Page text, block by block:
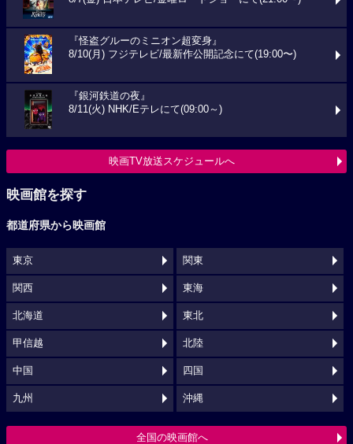
『怪盗グルーのミニオン超変身』
8/10(月) フジテレビ/最新作公開記念にて(19:00〜)
『銀河鉄道の夜』
8/11(火) NHK/Eテレにて(09:00～)
映画TV放送スケジュールへ
映画館を探す
都道府県から映画館
東京 関東
関西 東海
北海道 東北
甲信越 北陸
中国 四国
九州 沖縄
全国の映画館へ